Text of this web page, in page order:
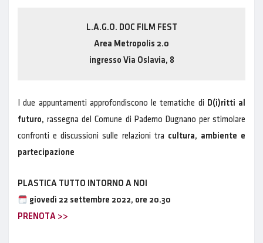
L.A.G.O. DOC FILM FEST
Area Metropolis 2.0
ingresso Via Oslavia, 8
I due appuntamenti approfondiscono le tematiche di D(i)ritti al
futuro,rassegna del Comune di Paderno Dugnano per stimolare
confronti e discussioni sulle relazioni tra cultura, ambiente e
partecipazione
PLASTICA TUTTO INTORNO A NOI
giovedì 22 settembre 2022, ore 20.30
PRENOTA >>